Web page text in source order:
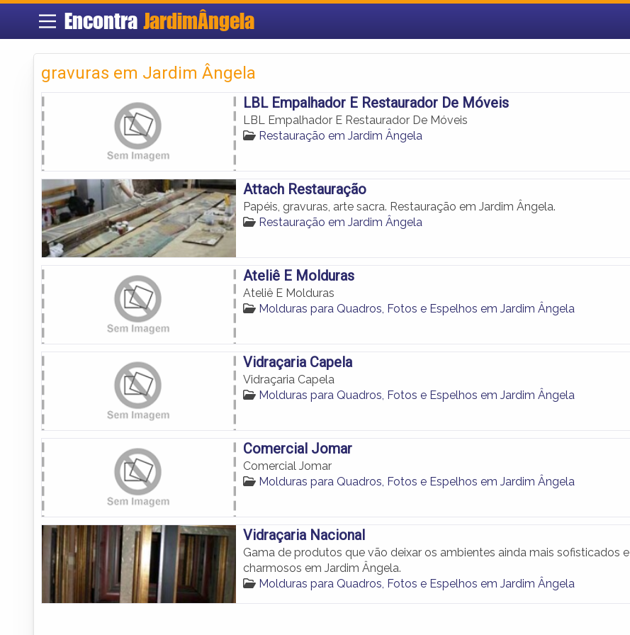
Encontra JardimÂngela
gravuras em Jardim Ângela
LBL Empalhador E Restaurador De Móveis
LBL Empalhador E Restaurador De Móveis
Restauração em Jardim Ângela
Attach Restauração
Papéis, gravuras, arte sacra. Restauração em Jardim Ângela.
Restauração em Jardim Ângela
Ateliê E Molduras
Ateliê E Molduras
Molduras para Quadros, Fotos e Espelhos em Jardim Ângela
Vidraçaria Capela
Vidraçaria Capela
Molduras para Quadros, Fotos e Espelhos em Jardim Ângela
Comercial Jomar
Comercial Jomar
Molduras para Quadros, Fotos e Espelhos em Jardim Ângela
Vidraçaria Nacional
Gama de produtos que vão deixar os ambientes ainda mais sofisticados e
charmosos em Jardim Ângela.
Molduras para Quadros, Fotos e Espelhos em Jardim Ângela